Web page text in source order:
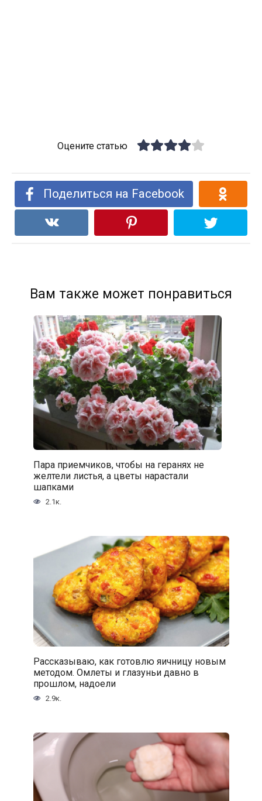
Оцените статью
Поделиться на Facebook
Вам также может понравиться
Пара приемчиков, чтобы на геранях не
желтели листья, а цветы нарастали
шапками
2.1к.
Рассказываю, как готовлю яичницу новым
методом. Омлеты и глазуньи давно в
прошлом, надоели
2.9к.